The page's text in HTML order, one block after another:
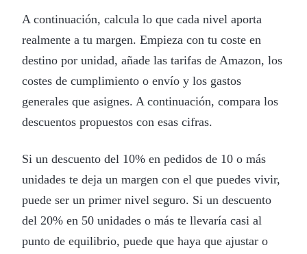
A continuación, calcula lo que cada nivel aporta
realmente a tu margen. Empieza con tu coste en
destino por unidad, añade las tarifas de Amazon, los
costes de cumplimiento o envío y los gastos
generales que asignes. A continuación, compara los
descuentos propuestos con esas cifras.
Si un descuento del 10% en pedidos de 10 o más
unidades te deja un margen con el que puedes vivir,
puede ser un primer nivel seguro. Si un descuento
del 20% en 50 unidades o más te llevaría casi al
punto de equilibrio, puede que haya que ajustar o